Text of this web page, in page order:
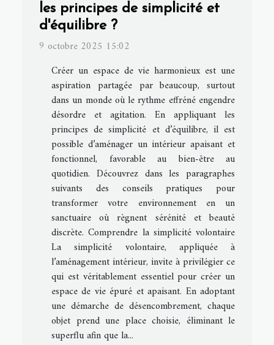
les principes de simplicité et
d'équilibre ?
9 octobre 2025 15:02
Créer un espace de vie harmonieux est une
aspiration partagée par beaucoup, surtout
dans un monde où le rythme effréné engendre
désordre et agitation. En appliquant les
principes de simplicité et d’équilibre, il est
possible d’aménager un intérieur apaisant et
fonctionnel, favorable au bien-être au
quotidien. Découvrez dans les paragraphes
suivants des conseils pratiques pour
transformer votre environnement en un
sanctuaire où règnent sérénité et beauté
discrète. Comprendre la simplicité volontaire
La simplicité volontaire, appliquée à
l’aménagement intérieur, invite à privilégier ce
qui est véritablement essentiel pour créer un
espace de vie épuré et apaisant. En adoptant
une démarche de désencombrement, chaque
objet prend une place choisie, éliminant le
superflu afin que la...